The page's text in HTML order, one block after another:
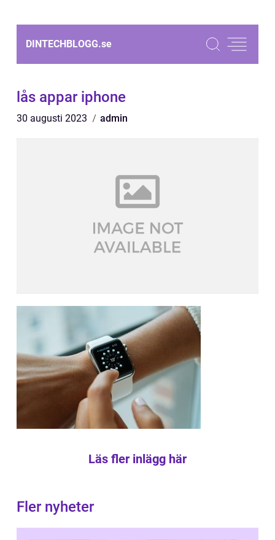
DINTECHBLOGG.se
lås appar iphone
30 augusti 2023 admin
Läs fler inlägg här
Fler nyheter